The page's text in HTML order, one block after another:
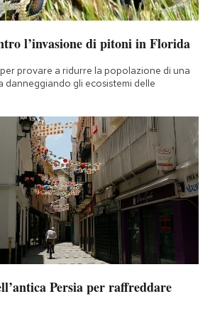
l’invasione di pitoni in Florida
provare a ridurre la popolazione di una
danneggiando gli ecosistemi delle
Persia per raffreddare